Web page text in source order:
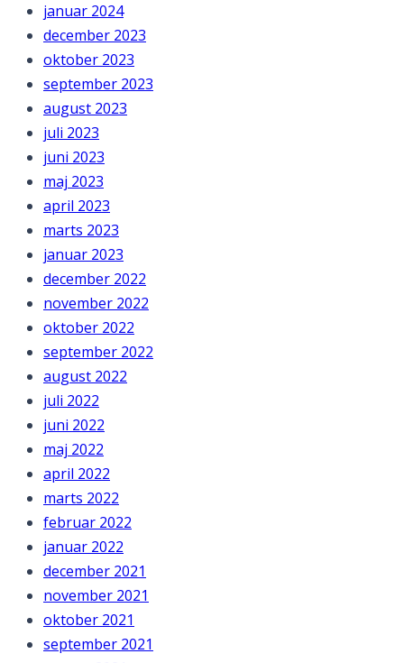
januar 2024
december 2023
oktober 2023
september 2023
august 2023
juli 2023
juni 2023
maj 2023
april 2023
marts 2023
januar 2023
december 2022
november 2022
oktober 2022
september 2022
august 2022
juli 2022
juni 2022
maj 2022
april 2022
marts 2022
februar 2022
januar 2022
december 2021
november 2021
oktober 2021
september 2021